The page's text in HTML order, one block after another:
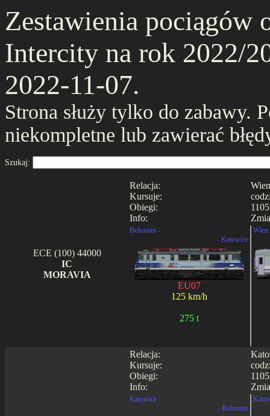
Zestawienia pociągów
Intercity na rok 2022/
2022-11-07.
Strona służy tylko do zabawy.
niekompletne lub zawierać
Szukaj:
Relacja:
Kursuje:
Obiegi:
Info:
ECE (100) 44000
IC
MORAVIA
Bohumin -
- Katowice
EU07
125 km/h
275 t
Relacja:
Kursuje:
Obiegi:
Info:
Katowice -
- Bohumin